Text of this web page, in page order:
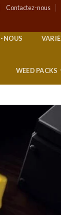
Contactez-nous
NOUS
WEED PACKS